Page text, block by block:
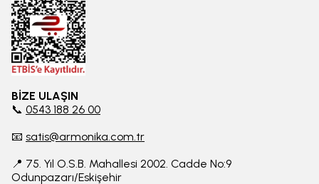
BİZE ULAŞIN
📞 0543 188 26 00
📧 satis@armonika.com.tr
📍 75. Yıl O.S.B. Mahallesi 2002. Cadde No:9
Odunpazarı/Eskişehir